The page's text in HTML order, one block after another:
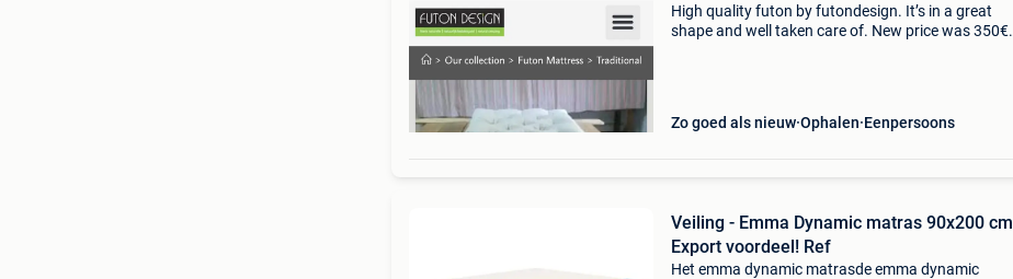
High quality futon by futondesign. It’s in a great
shape and well taken care of. New price was 350€
Zo goed als nieuw Ophalen Eenpersoons
Veiling - Emma Dynamic matras 90x200 cm
Export voordeel! Ref
Het emma dynamic matrasde emma dynamic